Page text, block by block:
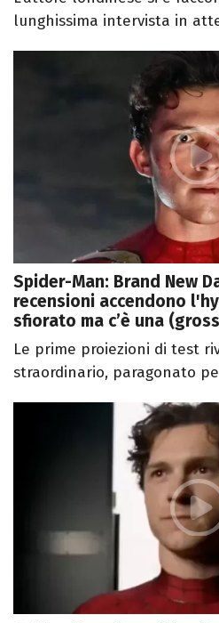
lunghissima intervista in
Spider-Man: Brand New
recensioni accendono
sfiorato ma c’è una
Le prime proiezioni di test
straordinario, paragonato